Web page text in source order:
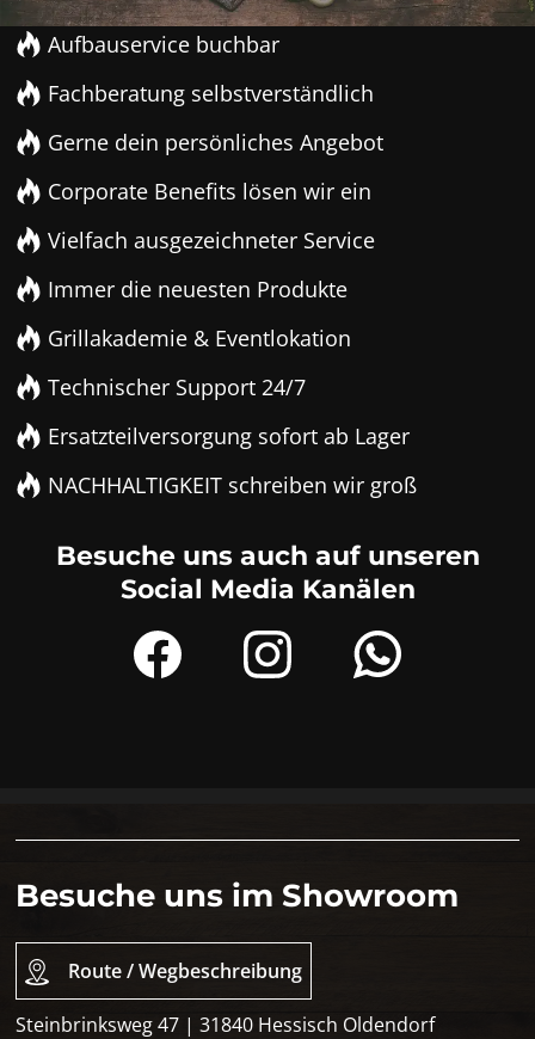
Aufbauservice buchbar
Fachberatung selbstverständlich
Gerne dein persönliches Angebot
Corporate Benefits lösen wir ein
Vielfach ausgezeichneter Service
Immer die neuesten Produkte
Grillakademie & Eventlokation
Technischer Support 24/7
Ersatzteilversorgung sofort ab Lager
NACHHALTIGKEIT schreiben wir groß
Besuche uns auch auf unseren
Social Media Kanälen
Besuche uns im Showroom
Route / Wegbeschreibung
Steinbrinksweg 47 | 31840 Hessisch Oldendorf